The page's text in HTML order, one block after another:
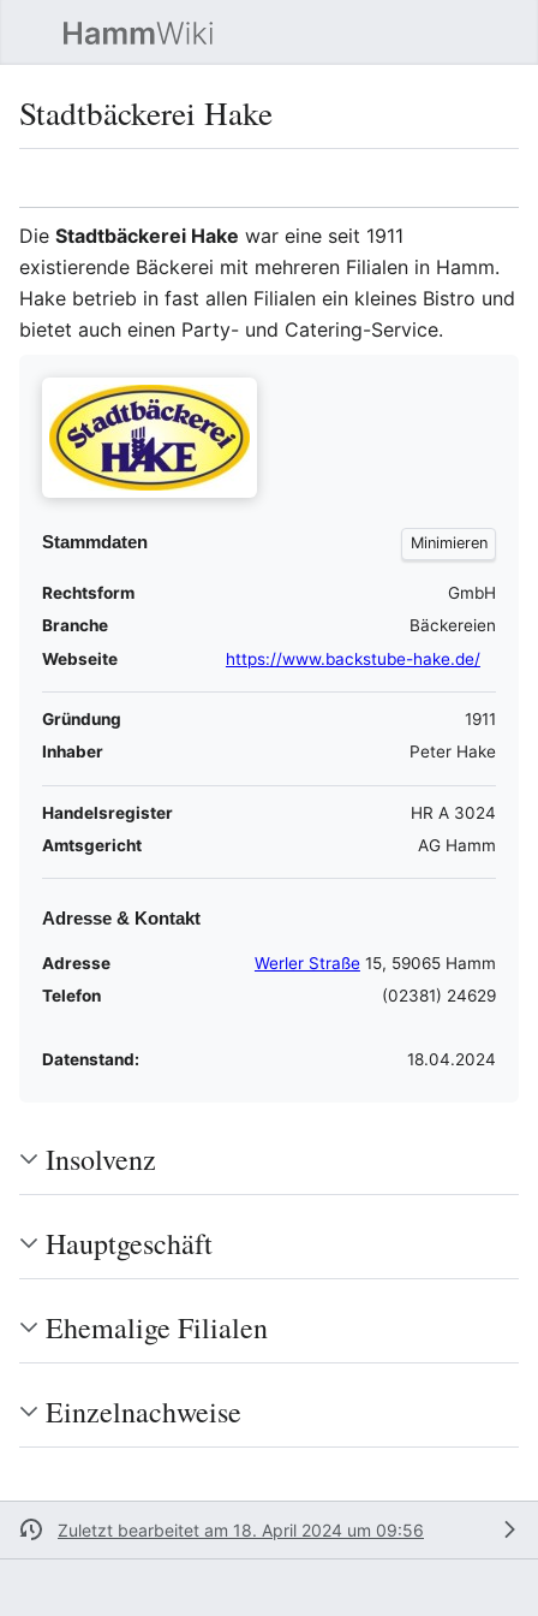
Stadtbäckerei Hake
Die Stadtbäckerei Hake war eine seit 1911
existierende Bäckerei mit mehreren Filialen in Hamm.
Hake betrieb in fast allen Filialen ein kleines Bistro und
bietet auch einen Party- und Catering-Service.
Stammdaten
Rechtsform
GmbH
Branche
Bäckereien
Webseite
https://www.backstube-hake.de/
Gründung
1911
Inhaber
Peter Hake
Handelsregister
HR A 3024
Amtsgericht
AG Hamm
Adresse & Kontakt
Adresse Werler Straße15, 59065 Hamm
Telefon
(02381) 24629
Datenstand: 18.04.2024
Insolvenz
Hauptgeschäft
Ehemalige Filialen
Einzelnachweise
Zuletzt bearbeitet am 18. April 2024 um 09:56